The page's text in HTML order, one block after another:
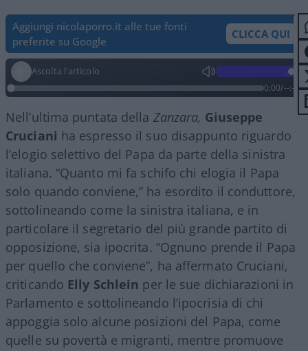
Aggiungi nicolaporro.it alle tue fonti
preferite su Google
CLICCA QUI
Ascolta l'articolo
0:00/--:--
Nell’ultima puntata della Zanzara, Giuseppe
Cruciani ha espresso il suo disappunto riguardo
l’elogio selettivo del Papa da parte della sinistra
italiana. “Quanto mi fa schifo chi elogia il Papa
solo quando conviene,” ha esordito il conduttore,
sottolineando come la sinistra italiana, e in
particolare il segretario del più grande partito di
opposizione, sia ipocrita. “Ognuno prende il Papa
per quello che conviene”, ha affermato Cruciani,
criticando Elly Schlein per le sue dichiarazioni in
Parlamento e sottolineando l’ipocrisia di chi
appoggia solo alcune posizioni del Papa, come
quelle su povertà e migranti, mentre promuove